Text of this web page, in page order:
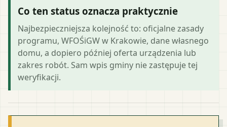
Co ten status oznacza praktycznie
Najbezpieczniejsza kolejność to: oficjalne zasady
programu, WFOŚiGW w Krakowie, dane własnego
domu, a dopiero później oferta urządzenia lub
zakres robót. Sam wpis gminy nie zastępuje tej
weryfikacji.